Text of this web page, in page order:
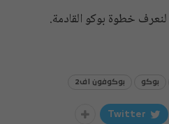
لنعرف خطوة بوكو القادمة.
بوكو بوكوفون اف2
Twitter